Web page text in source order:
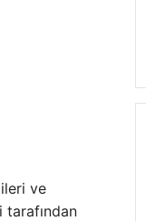
ve